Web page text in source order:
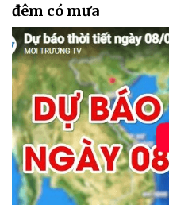
đêm có mưa